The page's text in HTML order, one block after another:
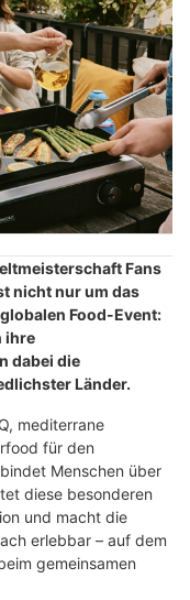
Fans
nicht nur um das
Food-Event:
ihre
dabei die
Länder.
mediterrane
für den
Menschen über
diese besonderen
und macht die
erlebbar – auf dem
gemeinsamen